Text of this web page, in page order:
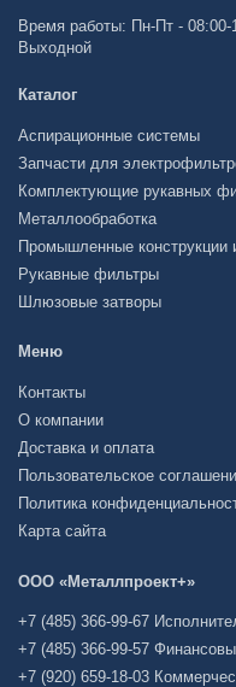
Время работы: Пн-Пт -
Выходной
Каталог
Аспирационные системы
Запчасти для
Комплектующие рукавных
Металлообработка
Промышленные конструкции
Рукавные фильтры
Шлюзовые затворы
Меню
Контакты
О компании
Доставка и оплата
Пользовательское
Политика
Карта сайта
ООО «Металлпроект+»
+7 (485) 366-99-67
+7 (485) 366-99-57
+7 (920) 659-18-03